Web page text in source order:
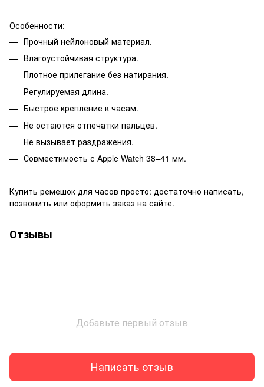
Особенности:
Прочный нейлоновый материал.
Влагоустойчивая структура.
Плотное прилегание без натирания.
Регулируемая длина.
Быстрое крепление к часам.
Не остаются отпечатки пальцев.
Не вызывает раздражения.
Совместимость с Apple Watch 38–41 мм.
Купить ремешок для часов просто: достаточно написать,
позвонить или оформить заказ на сайте.
Отзывы
Добавьте первый отзыв
Написать отзыв